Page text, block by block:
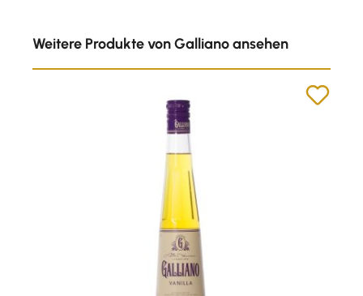
Weitere Produkte von Galliano ansehen